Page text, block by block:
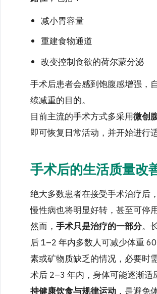
减小胃容量
重建食物通道
改变控制食欲的荷尔蒙分泌
手术后患者会感到饱腹感增强，
续减重的目的。
目前主流的手术方式多采用微创
即可恢复日常活动，并开始进行
手术后的生活质量改
绝大多数患者在接受手术治疗后
慢性病也将明显好转，甚至可停
然而，手术只是治疗的一部分。
后 1–2 年内多数人可减少体重
素或矿物质缺乏的情况，必要时
术后 2–3 年内，身体可能逐渐